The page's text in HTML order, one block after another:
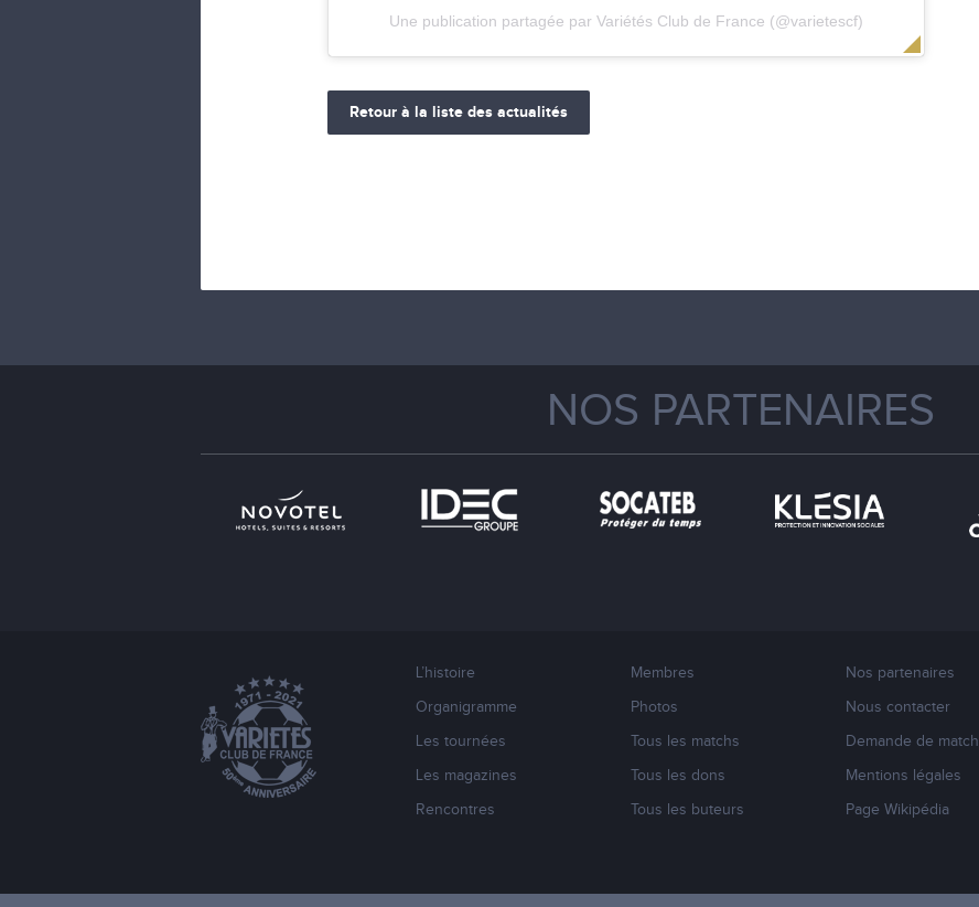
Une publication partagée par Variétés Club de France (@varietescf)
Retour à la liste des actualités
NOS PARTENAIRES
L’histoire
Organigramme
Les tournées
Les magazines
Rencontres
Membres
Photos
Tous les matchs
Tous les dons
Tous les buteurs
Nos partenaires
Nous contacter
Demande de match
Mentions légales
Page Wikipédia